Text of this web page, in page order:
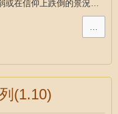
或在信仰上跌倒的景況…
…
(1.10)